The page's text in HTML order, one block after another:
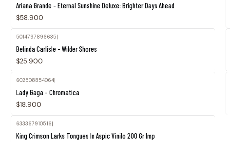
Ariana Grande - Eternal Sunshine Deluxe: Brighter Days Ahead
$58.900
5014797896635|
Belinda Carlisle - Wilder Shores
$25.900
602508854064|
Lady Gaga - Chromatica
$18.900
633367910516
King Crimson Larks Tongues In Aspic Vinilo 200 Gr Imp